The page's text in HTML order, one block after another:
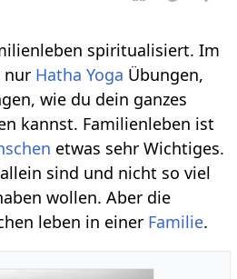
spiritualisiert. Im
nur Hatha Yoga Übungen,
wie du dein ganzes
kannst. Familienleben ist
etwas sehr Wichtiges.
sind und nicht so viel
wollen. Aber die
leben in einer Familie.